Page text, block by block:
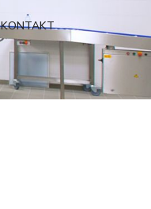
KONTAKT